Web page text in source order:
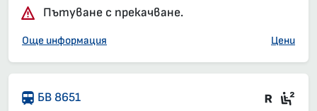
Пътуване с прекачване.
Още информация Цени
БВ 8651 Влак